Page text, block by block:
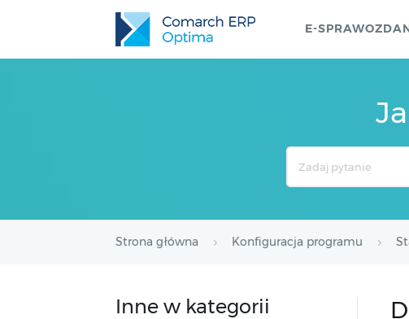
E-
Strona główna Konfiguracja programu
Inne w kategorii